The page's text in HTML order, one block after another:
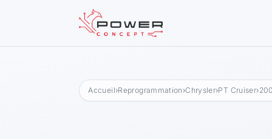
Accueil›Reprogrammation ›Chrysler›PT Cruiser›